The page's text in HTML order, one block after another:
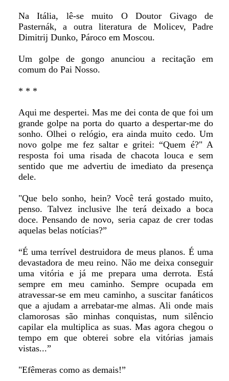
Na Itália, lê-se muito O Doutor Givago de
Pasternák, a outra literatura de Molicev, Padre
Dimitrij Dunko, Pároco em Moscou.
Um golpe de gongo anunciou a recitação em
comum do Pai Nosso.
* * *
Aqui me despertei. Mas me dei conta de que foi um
grande golpe na porta do quarto a despertar-me do
sonho. Olhei o relógio, era ainda muito cedo. Um
novo golpe me fez saltar e gritei: “Quem é?" A
resposta foi uma risada de chacota louca e sem
sentido que me advertiu de imediato da presença
dele.
"Que belo sonho, hein? Você terá gostado muito,
penso. Talvez inclusive lhe terá deixado a boca
doce. Pensando de novo, seria capaz de crer todas
aquelas belas notícias?”
“É uma terrível destruidora de meus planos. É uma
devastadora de meu reino. Não me deixa conseguir
uma vitória e já me prepara uma derrota. Está
sempre em meu caminho. Sempre ocupada em
atravessar-se em meu caminho, a suscitar fanáticos
que a ajudam a arrebatar-me almas. Ali onde mais
clamorosas são minhas conquistas, num silêncio
capilar ela multiplica as suas. Mas agora chegou o
tempo em que obterei sobre ela vitórias jamais
vistas...”
"Efêmeras como as demais!”